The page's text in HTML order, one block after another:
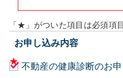
「★」がついた項目は必須項
お申し込み内容
不動産の健康診断のお